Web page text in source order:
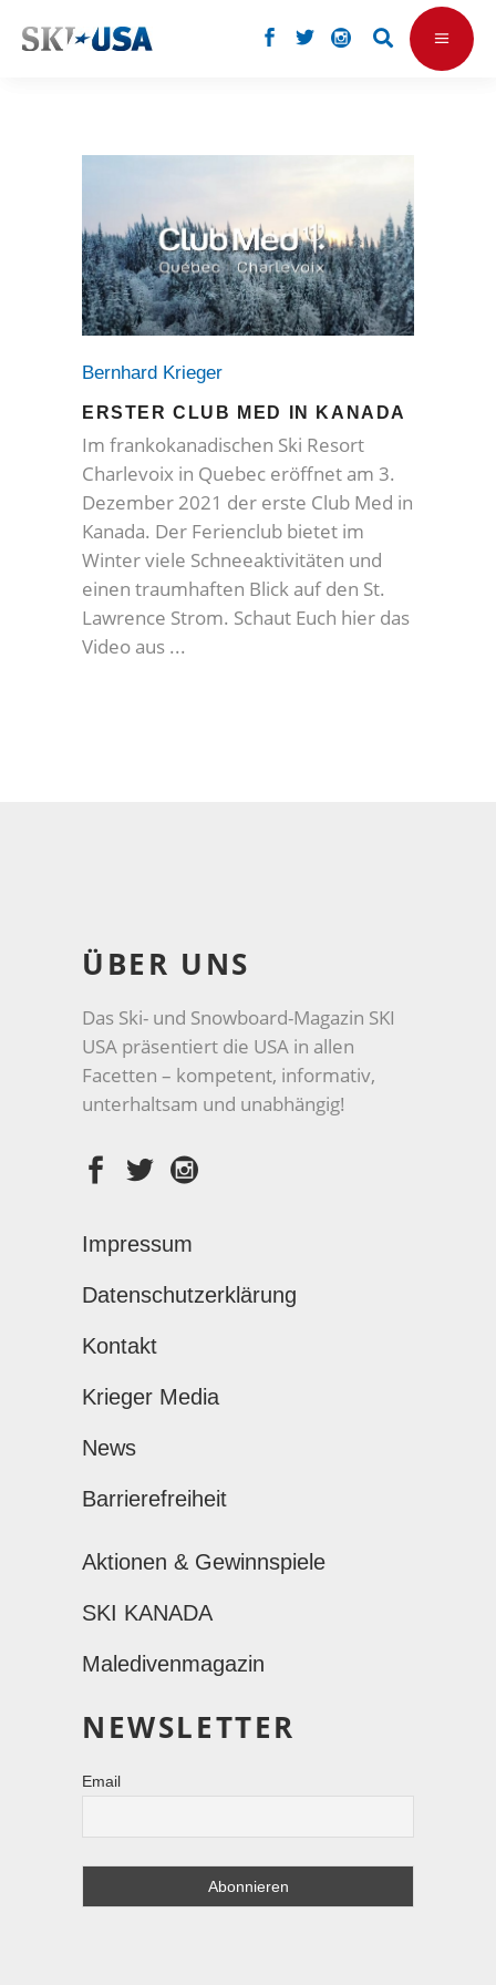
Bernhard Krieger
ERSTER CLUB MED IN KANADA
Im frankokanadischen Ski Resort
Charlevoix in Quebec eröffnet am 3.
Dezember 2021 der erste Club Med in
Kanada. Der Ferienclub bietet im
Winter viele Schneeaktivitäten und
einen traumhaften Blick auf den St.
Lawrence Strom. Schaut Euch hier das
Video aus
ÜBER UNS
Das Ski- und Snowboard-Magazin SKI
USA präsentiert die USA in allen
Facetten – kompetent, informativ,
unterhaltsam und unabhängig!
Impressum
Datenschutzerklärung
Kontakt
Krieger Media
News
Barrierefreiheit
Aktionen & Gewinnspiele
SKI KANADA
Maledivenmagazin
NEWSLETTER
Email